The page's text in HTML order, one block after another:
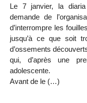
Le 7 janvier, la
demande de
d’interrompre les
jusqu’à ce que soit
d’ossements
qui, d’après une
adolescente.
Avant de le (…)